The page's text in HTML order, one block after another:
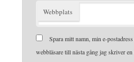
Webbplats
Spara mitt namn, min e-
webbläsare till nästa gång jag skriver en